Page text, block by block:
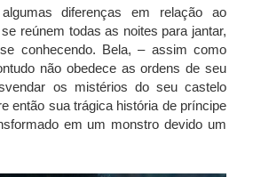
diferenças em relação ao
reúnem todas as noites para jantar,
conhecendo. Bela, – assim como
não obedece as ordens de seu
os mistérios do seu castelo
então sua trágica história de príncipe
em um monstro devido um